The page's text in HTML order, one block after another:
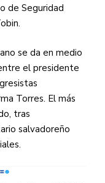
serán el
visita.
de Seguridad
se da en medio
el presidente
Torres. El más
tras
salvadoreño